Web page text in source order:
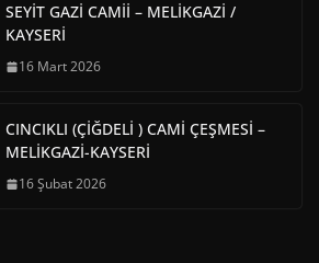
SEYİT GAZİ CAMİİ – MELİKGAZİ /
KAYSERİ
16 Mart 2026
CINCIKLI (ÇİĞDELİ ) CAMİ ÇEŞMESİ –
MELİKGAZİ-KAYSERİ
16 Şubat 2026